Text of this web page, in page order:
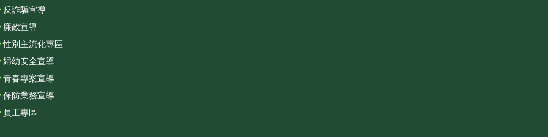
反詐騙宣導
廉政宣導
性別主流化專區
婦幼安全宣導
青春專案宣導
保防業務宣導
員工專區